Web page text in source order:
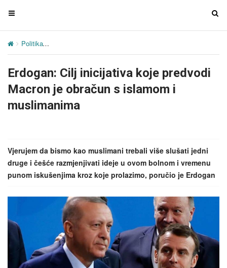
T
g
e
n
v
a
o
n
T
n
Politika
Erdogan: Cilj inicijativa koje predvodi
Macron je obračun s islamom i
muslimanima
Vjerujem da bismo kao muslimani trebali više slušati jedni
druge i češće razmjenjivati ​​ideje u ovom bolnom i vremenu
punom iskušenjima kroz koje prolazimo, poručio je Erdogan